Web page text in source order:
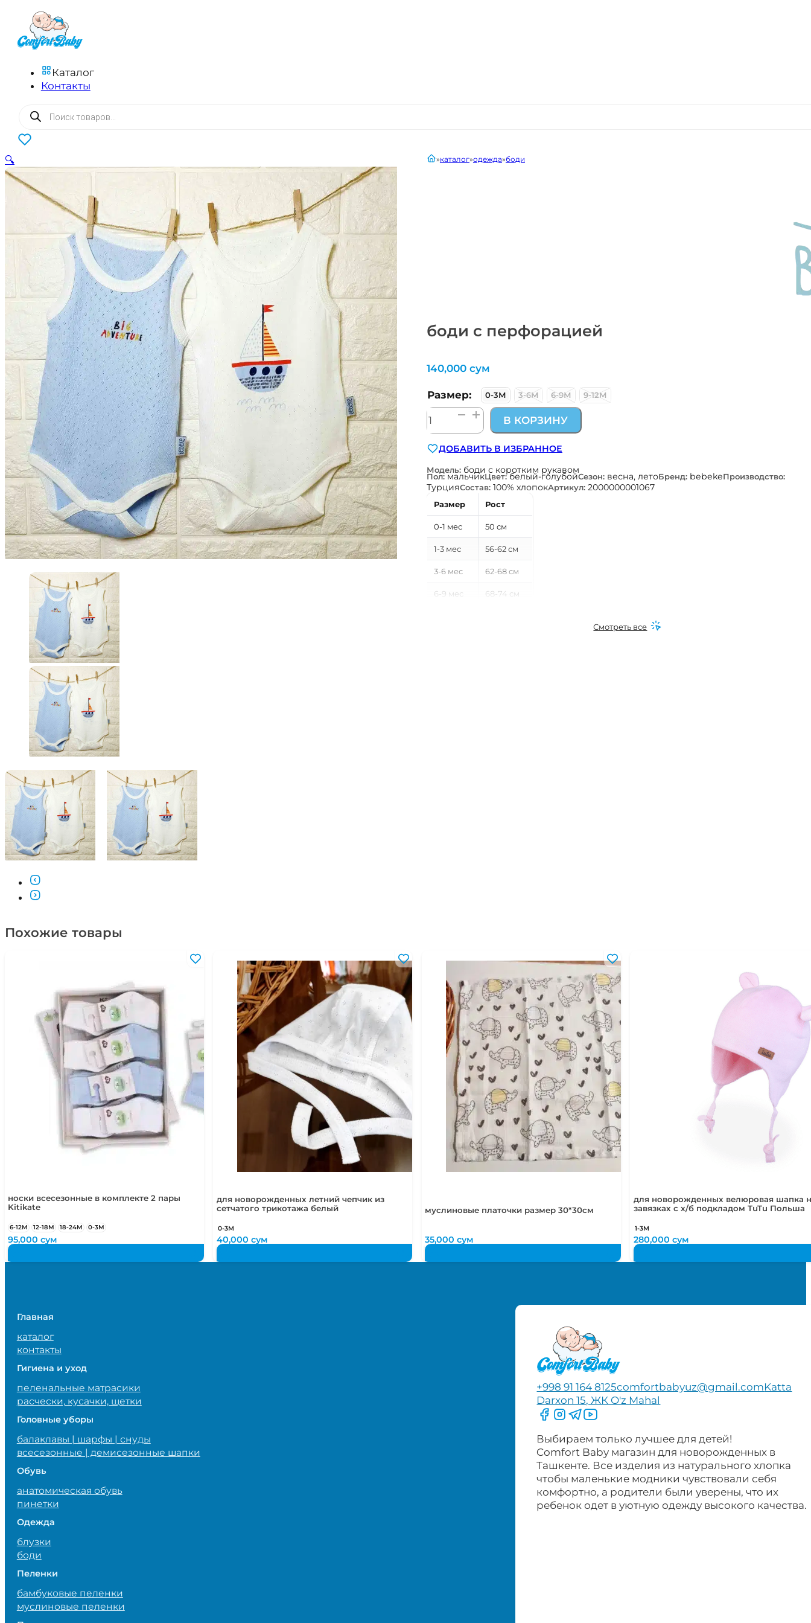
Каталог
Контакты
Поиск
товаров
0
боди с перфорацией
главнаякаталог одежда боди
140,000 сум
Размер: 0-3М 3-6М 6-9М 9-12М
Количество
товара
с
перфорацией
В КОРЗИНУ
ДОБАВИТЬ В ИЗБРАННОЕ
Модель: боди с коротким рукавом
Пол: мальчикЦвет: белый-голубойСезон: весна, летоБренд: bebekeПроизводство:
ТурцияСостав: 100% хлопокАртикул: 2000000001067
Размер Рост
0-1 мес 50 см
1-3 мес 56-62 см
3-6 мес 62-68 см
6-9 мес 68-74 см
Смотреть все
🔍
Похожие товары
носки всесезонные в комплекте 2 пары
Kitikate
6-12М 12-18М 18-24М 0-3М
95,000сум
для новорожденных летний чепчик из
сетчатого трикотажа белый
0-3М
40,000 сум
муслиновые платочки размер 30*30см
35,000сум
для новорожденных велюровая шапка
завязках с х/б подкладом TuTu Польша
1-3М
280,000 сум
Главная
каталог
контакты
Гигиена и уход
пеленальные матрасики
расчески, кусачки, щетки
Головные уборы
балаклавы | шарфы | снуды
всесезонные | демисезонные шапки
Обувь
анатомическая обувь
пинетки
Одежда
блузки
боди
Пеленки
бамбуковые пеленки
муслиновые пеленки
+998 91 164 8125comfortbabyuz@gmail.comKatta
Darxon 15, ЖК O'z Mahal
Следите за нами на Facebook
Следите за нами в Instagram
Следите за нами в Telegram
Следите за нами в YouTube
Выбираем только лучшее для детей!
Comfort Baby магазин для новорожденных в
Ташкенте. Все изделия из натурального хлопка
чтобы маленькие модники чувствовали себя
комфортно, а родители были уверены, что их
ребенок одет в уютную одежду высокого качества.